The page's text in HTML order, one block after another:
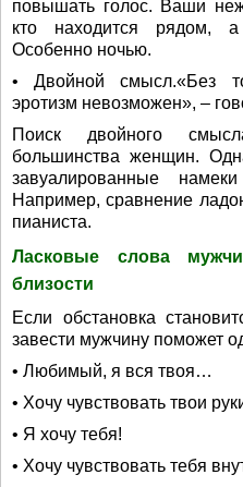
повышать голос. Ваши
кто находится рядом,
Особенно ночью.
• Двойной смысл.«Без
эротизм невозможен», –
Поиск двойного
большинства женщин.
завуалированные
Например, сравнение
пианиста.
Ласковые слова
близости
Если обстановка
завести мужчину поможет
• Любимый, я вся твоя…
• Хочу чувствовать твои
• Я хочу тебя!
• Хочу чувствовать тебя